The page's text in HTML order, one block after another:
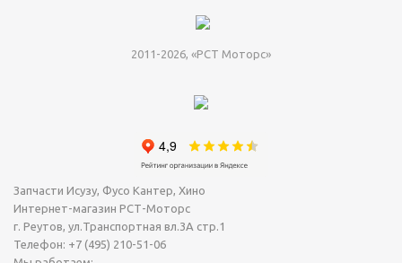
2011-2026, «РСТ Моторс»
Запчасти Исузу, Фусо Кантер, Хино
Интернет-магазин РСТ-Моторс
г. Реутов, ул.Транспортная вл.3А стр.1
Телефон: +7 (495) 210-51-06